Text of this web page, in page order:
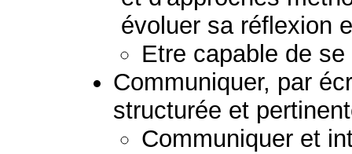
évoluer sa réflexion
Etre capable de
Communiquer, par
structurée et
Communiquer et